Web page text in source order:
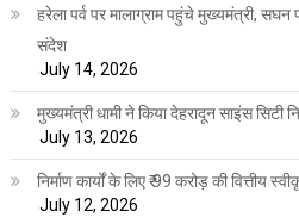
हरेला पर्व पर मालाग्राम पहुंचे मुख्यमंत्री, सघन
संदेश
July 14, 2026
मुख्यमंत्री धामी ने किया देहरादून साइंस सिटी
July 13, 2026
निर्माण कार्यों के लिए ₹ 99 करोड़ की वित्तीय
July 12, 2026